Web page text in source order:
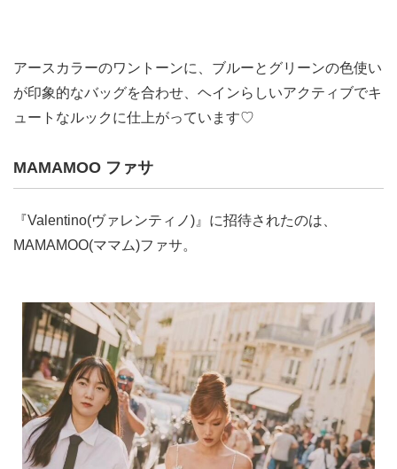
アースカラーのワントーンに、ブルーとグリーンの色使い
が印象的なバッグを合わせ、ヘインらしいアクティブでキ
ュートなルックに仕上がっています♡
MAMAMOO ファサ
『Valentino(ヴァレンティノ)』に招待されたのは、
MAMAMOO(ママム)ファサ。